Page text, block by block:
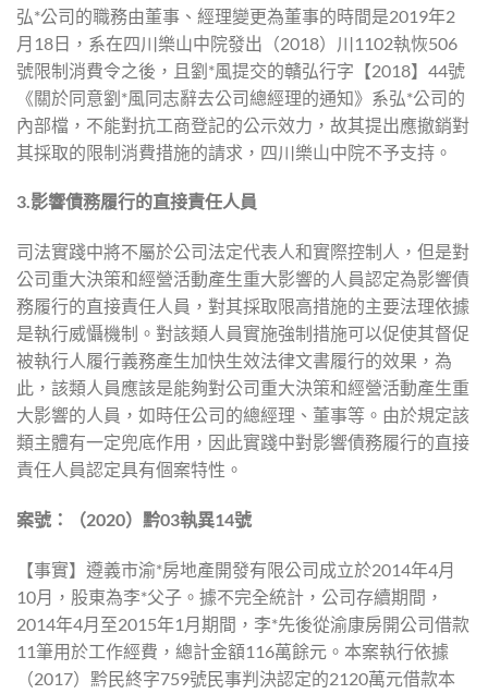
弘*公司的職務由董事、經理變更為董事的時間是2019年2
月18日，系在四川樂山中院發出（2018）川1102執恢506
號限制消費令之後，且劉*風提交的贛弘行字【2018】44號
《關於同意劉*風同志辭去公司總經理的通知》系弘*公司的
內部檔，不能對抗工商登記的公示效力，故其提出應撤銷對
其採取的限制消費措施的請求，四川樂山中院不予支持。
3.影響債務履行的直接責任人員
司法實踐中將不屬於公司法定代表人和實際控制人，但是對
公司重大決策和經營活動產生重大影響的人員認定為影響債
務履行的直接責任人員，對其採取限高措施的主要法理依據
是執行威懾機制。對該類人員實施強制措施可以促使其督促
被執行人履行義務產生加快生效法律文書履行的效果，為
此，該類人員應該是能夠對公司重大決策和經營活動產生重
大影響的人員，如時任公司的總經理、董事等。由於規定該
類主體有一定兜底作用，因此實踐中對影響債務履行的直接
責任人員認定具有個案特性。
案號：（2020）黔03執異14號
【事實】遵義市渝*房地產開發有限公司成立於2014年4月
10月，股東為李*父子。據不完全統計，公司存續期間，
2014年4月至2015年1月期間，李*先後從渝康房開公司借款
11筆用於工作經費，總計金額116萬餘元。本案執行依據
（2017）黔民終字759號民事判決認定的2120萬元借款本